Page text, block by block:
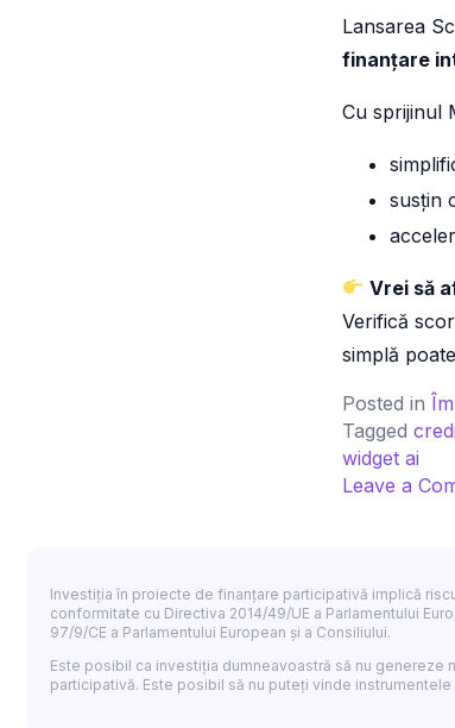
Lansarea
finanțare
Cu sprijinul
susțin
Vrei să
Verifică
simplă
Posted in
Tagged
widget ai
Leave a
Investiția în proiecte de finanțare participativă implică
conformitate cu Directiva 2014/49/UE a Parlamentului
97/9/CE a Parlamentului European și a Consiliului.
Este posibil ca investiția dumneavoastră să nu genereze
participativă. Este posibil să nu puteți vinde